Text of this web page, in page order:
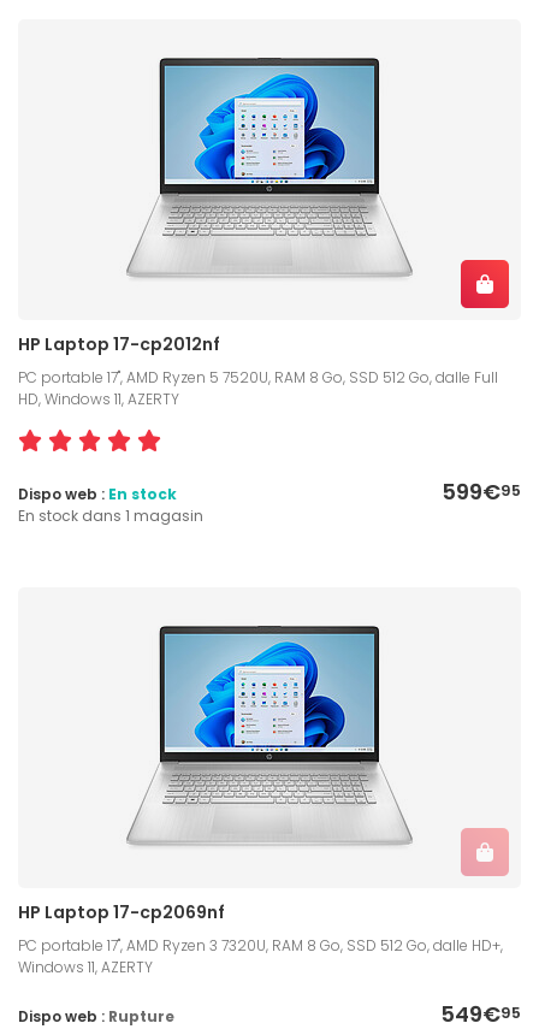
HP Laptop 17-cp2012nf
PC portable 17", AMD Ryzen 5 7520U, RAM 8 Go, SSD 512 Go, dalle Full
HD, Windows 11, AZERTY
599€95
Dispo web : En stock
En stock dans 1 magasin
HP Laptop 17-cp2069nf
PC portable 17", AMD Ryzen 3 7320U, RAM 8 Go, SSD 512 Go, dalle HD+,
Windows 11, AZERTY
549€95
Dispo web : Rupture